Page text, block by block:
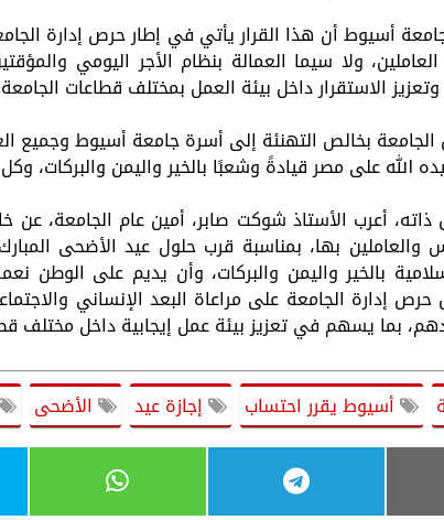
أسيوط أن هذا القرار يأتي في إطار حرص إدارة
ولا سيما العمالة بنظام الأجر اليومي
وتعزيز الاستقرار داخل بيئة العمل بمختلف قطاعات
بخالص التهنئة إلى أسرة جامعة أسيوط وجميع
الله على مصر قيادةً وشعبًا بالخير واليمن والبركات،
أعرب الأستاذ شوكت صابر، أمين عام الجامعة، عن
والعاملين بها، بمناسبة قرب حلول عيد الأضحى
بالخير واليمن والبركات، وأن يديم على الوطن
إدارة الجامعة على مراعاة البعد الإنساني
بما يسهم في تعزيز بيئة عمل إيجابية داخل مختلف
أسيوط يقرر احتساب إجازة عيد الأضحى